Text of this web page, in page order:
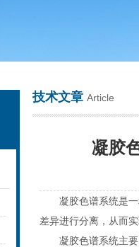
技术文章 Article
凝胶
凝胶色谱系统是一
差异进行分离，从而
凝胶色谱系统主要